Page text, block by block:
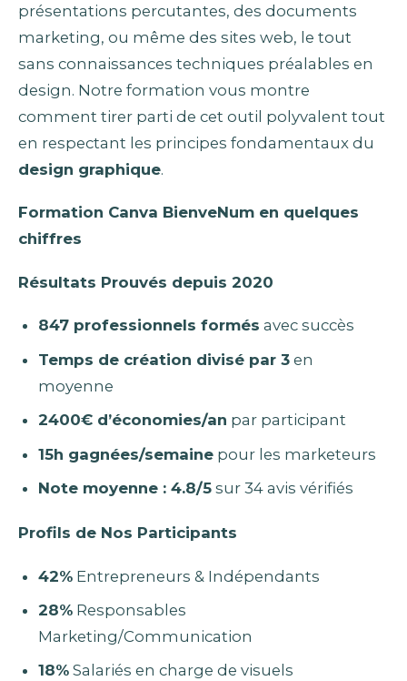
présentations percutantes, des documents
marketing, ou même des sites web, le tout
sans connaissances techniques préalables en
design. Notre formation vous montre
comment tirer parti de cet outil polyvalent tout
en respectant les principes fondamentaux du
design graphique.
Formation Canva BienveNum en quelques
chiffres
Résultats Prouvés depuis 2020
847 professionnels formés avec succès
Temps de création divisé par 3en
moyenne
2400€ d’économies/an par participant
15h gagnées/semainepour les marketeurs
Note moyenne : 4.8/5sur 34 avis vérifiés
Profils de Nos Participants
42%Entrepreneurs & Indépendants
28%Responsables
Marketing/Communication
18%Salariés en charge de visuels